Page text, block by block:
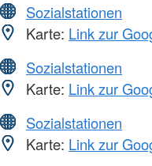
Sozialstationen
Karte: Link zur
Sozialstationen
Karte: Link zur
Sozialstationen
Karte: Link zur